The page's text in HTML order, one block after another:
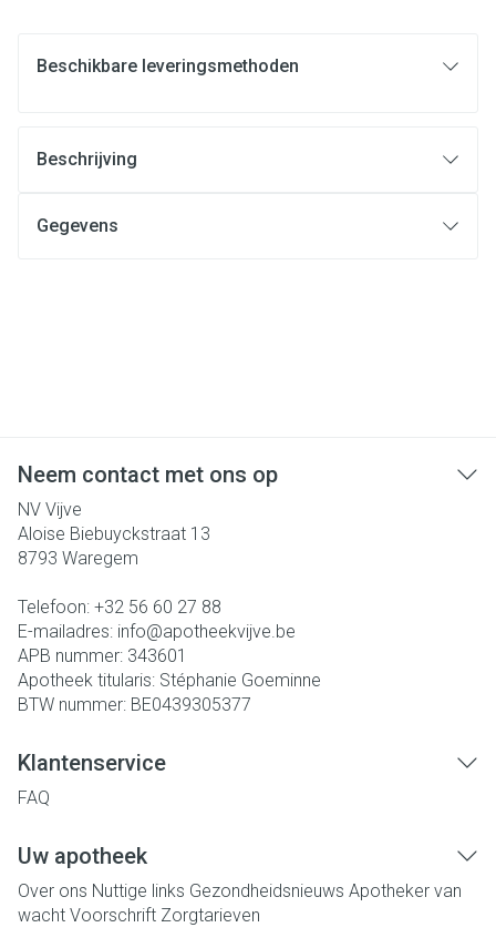
Beschikbare leveringsmethoden
Beschrijving
Gegevens
Neem contact met ons op
NV Vijve
Aloise Biebuyckstraat 13
8793 Waregem
Telefoon: +32 56 60 27 88
E-mailadres: info@apotheekvijve.be
APB nummer: 343601
Apotheek titularis: Stéphanie Goeminne
BTW nummer: BE0439305377
Klantenservice
FAQ
Uw apotheek
Over ons Nuttige links Gezondheidsnieuws Apotheker van
wacht Voorschrift Zorgtarieven